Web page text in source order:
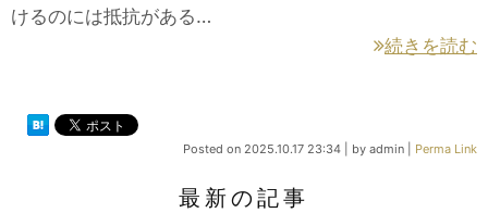
けるのには抵抗がある…
続きを読む
Posted on 2025.10.17 23:34 by admin Perma Link
最新の記事